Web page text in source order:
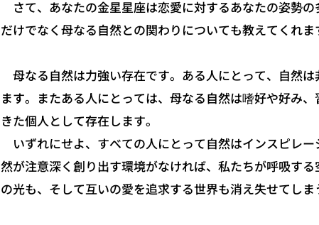
さて、あなたの金星星座は恋愛に対するあなたの姿勢
だけでなく母なる自然との関わりについても教えてくれま
母なる自然は力強い存在です。ある人にとって、自然
ます。またある人にとっては、母なる自然は嗜好や好み
きた個人として存在します。
いずれにせよ、すべての人にとって自然はインスピレ
然が注意深く創り出す環境がなければ、私たちが呼吸す
の光も、そして互いの愛を追求する世界も消え失せてしま